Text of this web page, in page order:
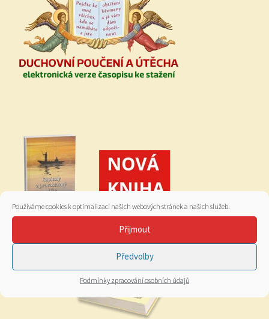
Používáme cookies k optimalizaci našich webových stránek a našich služeb.
Přijmout
Předvolby
Podmínky zpracování osobních údajů